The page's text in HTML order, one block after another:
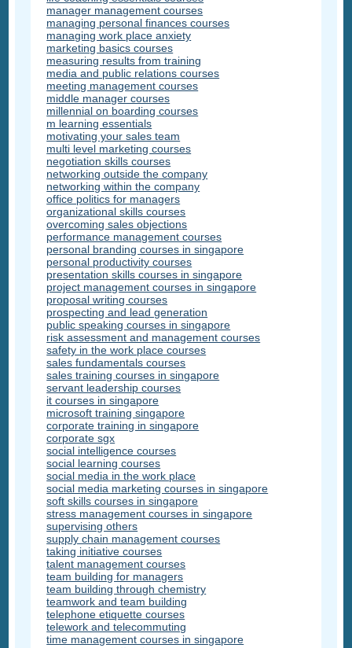
manager management courses
managing personal finances courses
managing work place anxiety
marketing basics courses
measuring results from training
media and public relations courses
meeting management courses
middle manager courses
millennial on boarding courses
m learning essentials
motivating your sales team
multi level marketing courses
negotiation skills courses
networking outside the company
networking within the company
office politics for managers
organizational skills courses
overcoming sales objections
performance management courses
personal branding courses in singapore
personal productivity courses
presentation skills courses in singapore
project management courses in singapore
proposal writing courses
prospecting and lead generation
public speaking courses in singapore
risk assessment and management courses
safety in the work place courses
sales fundamentals courses
sales training courses in singapore
servant leadership courses
it courses in singapore
microsoft training singapore
corporate training in singapore
corporate sgx
social intelligence courses
social learning courses
social media in the work place
social media marketing courses in singapore
soft skills courses in singapore
stress management courses in singapore
supervising others
supply chain management courses
taking initiative courses
talent management courses
team building for managers
team building through chemistry
teamwork and team building
telephone etiquette courses
telework and telecommuting
time management courses in singapore